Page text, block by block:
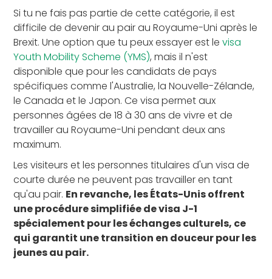
Si tu ne fais pas partie de cette catégorie, il est
difficile de devenir au pair au Royaume-Uni après le
Brexit. Une option que tu peux essayer est levisa
Youth Mobility Scheme (YMS), mais il n'est
disponible que pour les candidats de pays
spécifiques comme l'Australie, la Nouvelle-Zélande,
le Canada et le Japon. Ce visa permet aux
personnes âgées de 18 à 30 ans de vivre et de
travailler au Royaume-Uni pendant deux ans
maximum.
Les visiteurs et les personnes titulaires d'un visa de
courte durée ne peuvent pas travailler en tant
qu'au pair. En revanche, les États-Unis offrent
une procédure simplifiée de visa J-1
spécialement pour les échanges culturels, ce
qui garantit une transition en douceur pour les
jeunes au pair.